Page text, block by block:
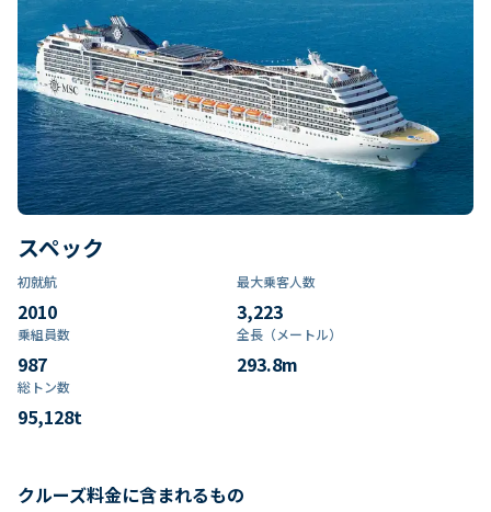
スペック
初就航
2010
最大乗客人数
3,223
乗組員数​
987
全長（メートル）
293.8m
総トン数​
95,128t
クルーズ料金に含まれるもの